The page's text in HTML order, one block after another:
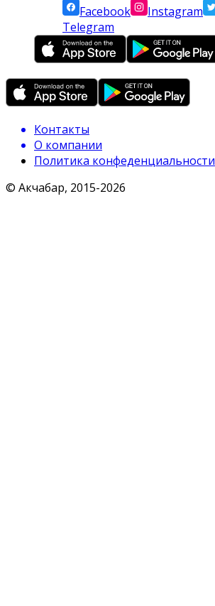
Facebook
Instagram
Telegram
Контакты
О компании
Политика конфеденциальности
© Акчабар, 2015-2026